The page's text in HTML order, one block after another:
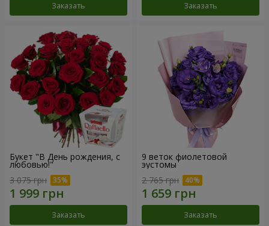
Заказать Заказать
Букет "В День рождения, с
любовью!"
3 075 грн
Заказать
9 веток фиолетовой
эустомы
2 765 грн
Заказать